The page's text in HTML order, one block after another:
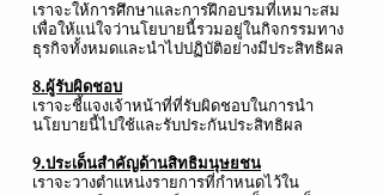
เราจะให้การศึกษาและการฝึกอบรมที่เหมาะสม
เพื่อให้แน่ใจว่านโยบายนี้รวมอยู่ในกิจกรรมทาง
ธุรกิจทั้งหมดและนำไปปฏิบัติอย่างมีประสิทธิผล
8.ผู้รับผิดชอบ
เราจะชี้แจงเจ้าหน้าที่ที่รับผิดชอบในการนำ
นโยบายนี้ไปใช้และรับประกันประสิทธิผล
9.ประเด็นสำคัญด้านสิทธิมนุษยชน
เราจะวางตำแหน่งรายการที่กำหนดไว้ใน